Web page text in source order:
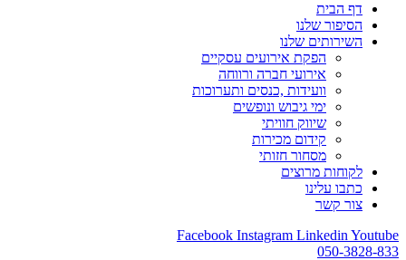
דף הבית
הסיפור שלנו
השירותים שלנו
הפקת אירועים עסקיים
אירועי חברה ורווחה
וועידות ,כנסים ותערוכות
ימי גיבוש ונופשים
שיווק חוויתי
קידום מכירות
מסחור חזותי
לקוחות מרוצים
כתבו עלינו
צור קשר
Facebook Instagram Linkedin Youtube
050-3828-833